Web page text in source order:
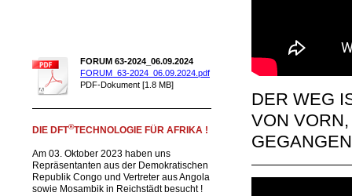
FORUM 63-2024_06.09.2024
FORUM_63-2024_06.09.2024.pdf
PDF-Dokument [1.8 MB]
DIE DFT®TECHNOLOGIE FÜR AFRIKA !
Am 03. Oktober 2023 haben uns
Repräsentanten aus der Demokratischen
Republik Congo und Vertreter aus Angola
sowie Mosambik in Reichstädt besucht !
DER WEG
VON